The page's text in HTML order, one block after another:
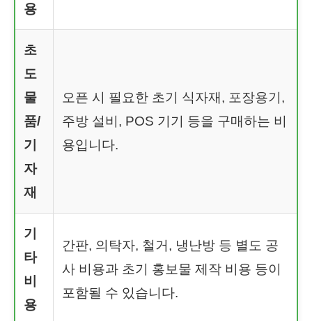
용
초
도
물
품/
기
자
재
오픈 시 필요한 초기 식자재, 포장용기,
주방 설비, POS 기기 등을 구매하는 비
용입니다.
기
타
비
용
간판, 의탁자, 철거, 냉난방 등 별도 공
사 비용과 초기 홍보물 제작 비용 등이
포함될 수 있습니다.